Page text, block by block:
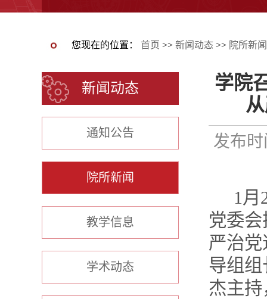
您现在的位置： 首页 >> 新闻动态 >> 院所新闻
新闻动态
通知公告
院所新闻
教学信息
学术动态
学院
发布
1月
党委
严治
导组
杰主